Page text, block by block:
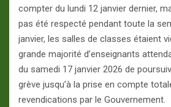
compter du lundi 12 janvier dernier,
pas été respecté pendant toute la
janvier, les salles de classes étaient
grande majorité d’enseignants
du samedi 17 janvier 2026 de
grève jusqu’à la prise en compte
revendications par le Gouvernement.